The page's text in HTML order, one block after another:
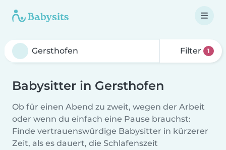
Filter 1
Babysitter in Gersthofen
Ob für einen Abend zu zweit, wegen der Arbeit
oder wenn du einfach eine Pause brauchst:
Finde vertrauenswürdige Babysitter in kürzerer
Zeit, als es dauert, die Schlafenszeit